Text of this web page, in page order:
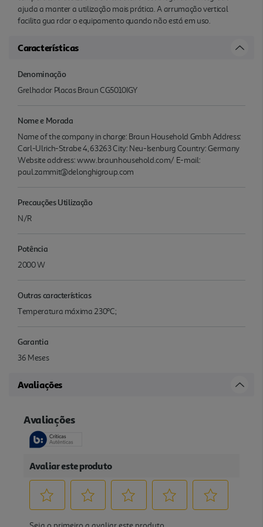
ajuda a manter a utilização mais prática. A arrumação vertical
facilita gua rdar o equipamento quando não está em uso.
Características
Denominação
Grelhador Placas Braun CG5010IGY
Nome e Morada
Name of the company in charge: Braun Household Gmbh Address:
Carl-Ulrich-Strabe 4, 63263 City: Neu-Isenburg Country: Germany
Website address: www.braunhousehold.com/ E-mail:
paul.zammit@delonghigroup.com
Precauções Utilização
N/R
Potência
2000 W
Outras características
Temperatura máxima 230ºC;
Garantia
36 Meses
Avaliações